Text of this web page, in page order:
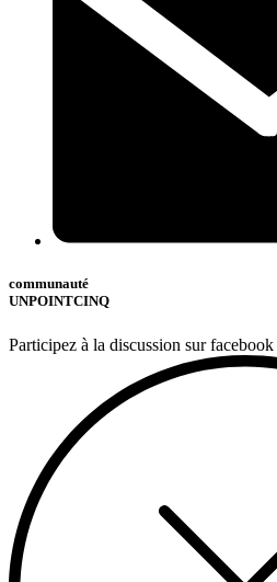
communauté
UNPOINTCINQ
Participez à la discussion sur facebook